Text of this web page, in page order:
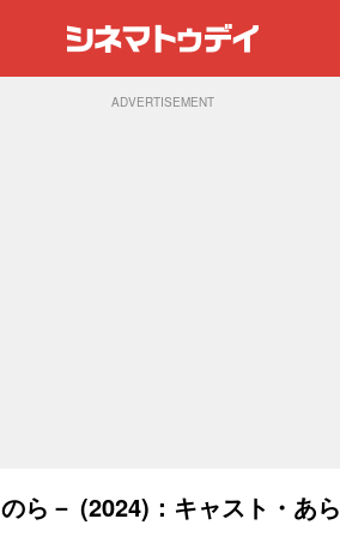
ADVERTISEMENT
－ (2024)：キャスト・あら